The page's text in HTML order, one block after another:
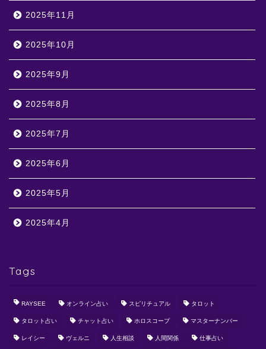
2025年11月
2025年10月
2025年9月
2025年8月
2025年7月
2025年6月
2025年5月
2025年4月
Tags
RAYSEE オンライン占い スピリチュアル タロット
タロット占い チャット占い ホロスコープ マスターナンバー
レイシー ヴェルニ 人生相談 人間関係 仕事占い